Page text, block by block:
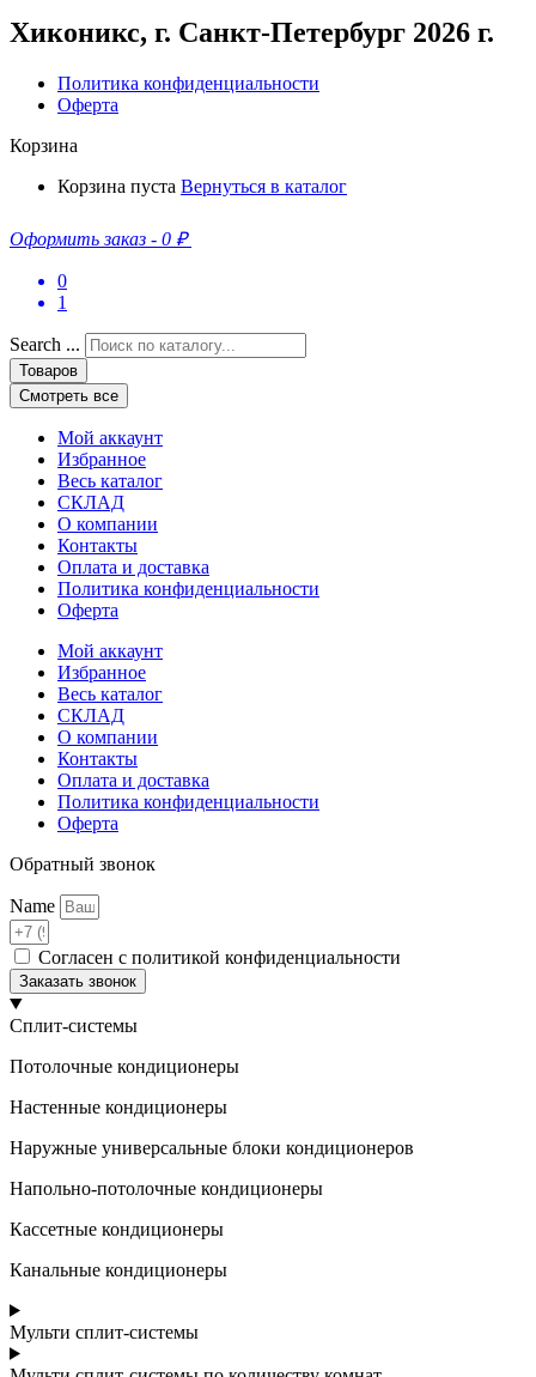
Хиконикс, г. Санкт-Петербург 2026 г.
Политика конфиденциальности
Оферта
Корзина
Корзина пуста Вернуться в каталог
Оформить заказ - 0 ₽
0
1
Search ...
Товаров
Смотреть все
Мой аккаунт
Избранное
Весь каталог
СКЛАД
О компании
Контакты
Оплата и доставка
Политика конфиденциальности
Оферта
Мой аккаунт
Избранное
Весь каталог
СКЛАД
О компании
Контакты
Оплата и доставка
Политика конфиденциальности
Оферта
Обратный звонок
Name
Согласен с политикой конфиденциальности
Заказать звонок
Сплит-системы
Потолочные кондиционеры
Настенные кондиционеры
Наружные универсальные блоки кондиционеров
Напольно-потолочные кондиционеры
Кассетные кондиционеры
Канальные кондиционеры
Мульти сплит-системы